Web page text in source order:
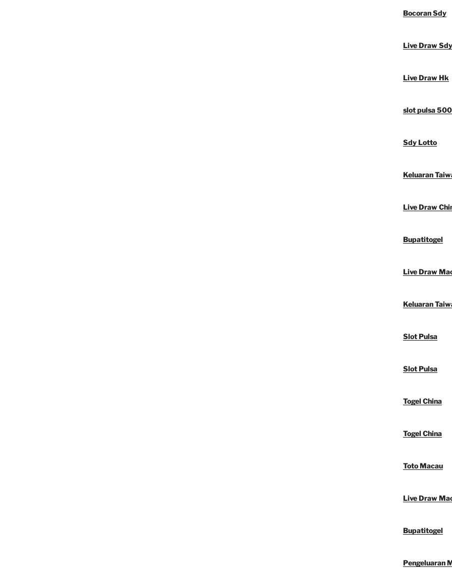
Bocoran Sdy
Live Draw Sdy
Live Draw Hk
slot pulsa
Sdy Lotto
Keluaran
Live Draw
Bupatitogel
Live Draw
Keluaran
Slot Pulsa
Slot Pulsa
Togel China
Togel China
Toto Macau
Live Draw
Bupatitogel
Pengeluaran